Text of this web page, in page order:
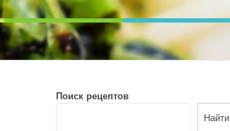
ПЕЧИ. ДИЕТИЧЕСКОЕ ПИТАНИЕ
Поиск рецептов
Найти